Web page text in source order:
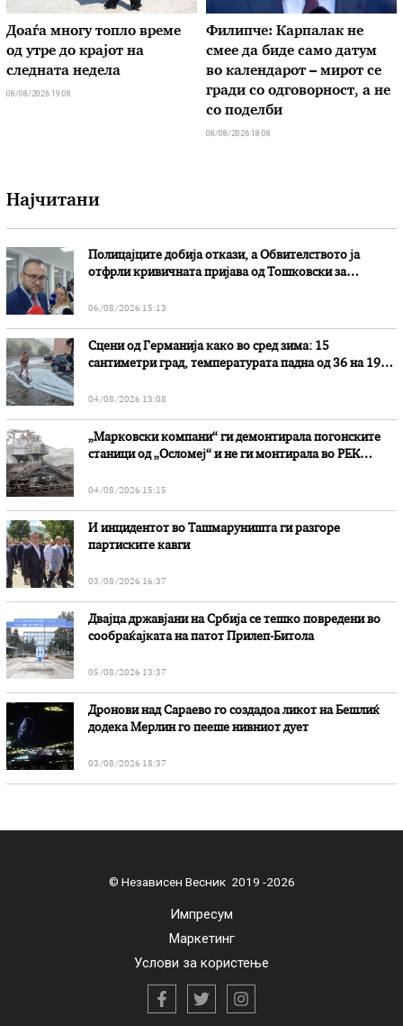
Доаѓа многу топло време
од утре до крајот на
следната недела
08/08/2026 19:08
Филипче: Карпалак не
смее да биде само датум
во календарот – мирот се
гради со одговорност, а не
со поделби
08/08/2026 18:08
Најчитани
Полицајците добија откази, а Обвителството ја
отфрли кривичната пријава од Тошковски за
06/08/2026 15:13
Сцени од Германија како во сред зима: 15
сантиметри град, температурата падна од 36 на 19
04/08/2026 13:08
„Марковски компани“ ги демонтирала погонските
станици од „Осломеј“ и не ги монтирала во РЕК
04/08/2026 15:15
И инцидентот во Ташмаруништa ги разгоре
партиските кавги
03/08/2026 16:37
Двајца државјани на Србија се тешко повредени во
сообраќајката на патот Прилеп-Битола
05/08/2026 13:37
Дронови над Сараево го создадоа ликот на Бешлиќ
додека Мерлин го пееше нивниот дует
03/08/2026 18:37
© Независен Весник 2019 -2026
Импресум
Маркетинг
Услови за користење